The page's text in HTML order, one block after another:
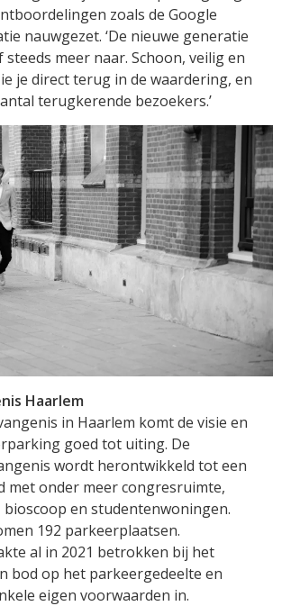
zoals de Google
nauwgezet. ‘De nieuwe generatie
meer naar. Schoon, veilig en
je direct terug in de waardering, en
terugkerende bezoekers.’
Haarlem
in Haarlem komt de visie en
goed tot uiting. De
wordt herontwikkeld tot een
met onder meer congresruimte,
en studentenwoningen.
192 parkeerplaatsen.
al in 2021 betrokken bij het
bod op het parkeergedeelte en
eigen voorwaarden in.